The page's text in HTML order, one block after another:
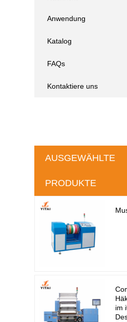
Anwendung
Katalog
FAQs
Kontaktiere uns
AUSGEWÄHLTE
PRODUKTE
im